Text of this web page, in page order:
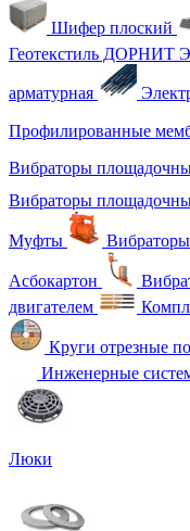
Шифер плоский
Геотекстиль ДОРНИТ
арматурная
Профилированные
Вибраторы
Вибраторы
Муфты
Асбокартон
двигателем
Круги отрезные
Инженерные
Люки